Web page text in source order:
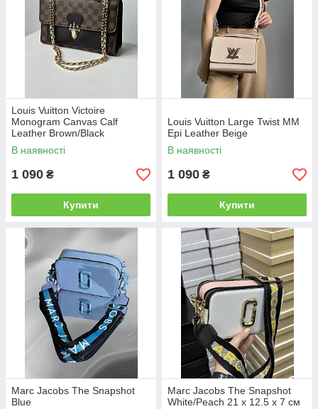
Louis Vuitton Victoire
Monogram Canvas Calf
Leather Brown/Black
В наявності
1 090 ₴
Купити
Louis Vuitton Large Twist MM
Epi Leather Beige
В наявності
1 090 ₴
Купити
Marc Jacobs The Snapshot
Blue
Marc Jacobs The Snapshot
White/Peach 21 х 12.5 х 7 см